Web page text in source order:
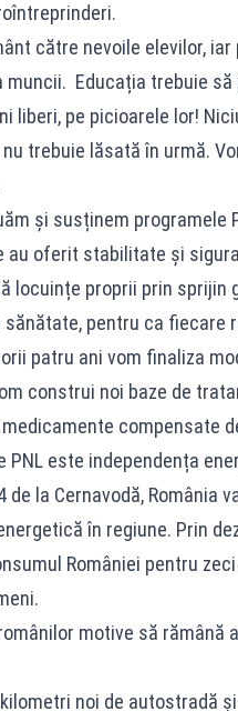
către nevoile elevilor,
Educația trebuie
liberi, pe picioarele lor!
trebuie lăsată în urmă.
și susținem programele
au oferit stabilitate și
locuințe proprii prin sprijin
pentru ca fiecare
patru ani vom finaliza
construi noi baze de
compensate
PNL este independența
la Cernavodă, România
în regiune. Prin
României pentru
motive să rămână
noi de autostradă